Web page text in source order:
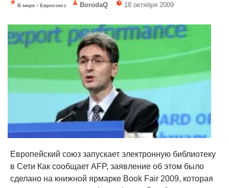
В мире / Евросоюз BorodaQ 18 октября 2009
Европейский союз запускает электронную библиотеку
в Сети Как сообщает AFP, заявление об этом было
сделано на книжной ярмарке Book Fair 2009, которая